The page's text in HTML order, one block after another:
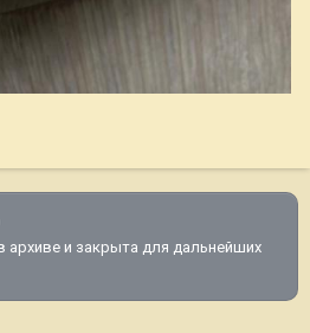
архиве и закрыта для дальнейших